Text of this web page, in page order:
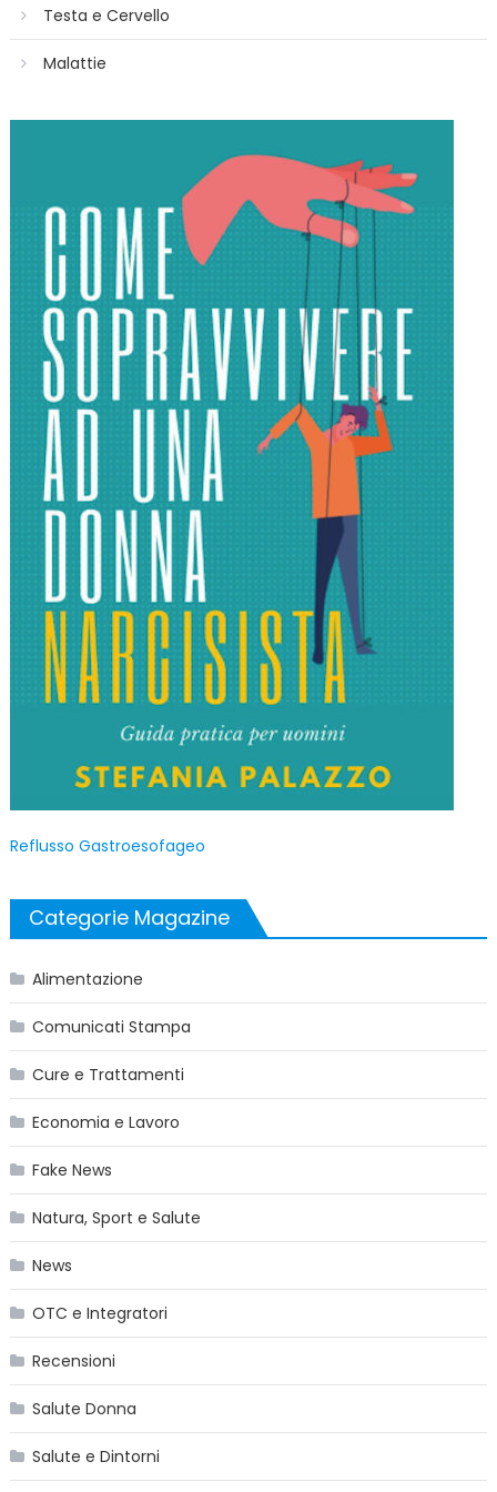
Testa e Cervello
Malattie
Reflusso Gastroesofageo
Categorie Magazine
Alimentazione
Comunicati Stampa
Cure e Trattamenti
Economia e Lavoro
Fake News
Natura, Sport e Salute
News
OTC e Integratori
Recensioni
Salute Donna
Salute e Dintorni